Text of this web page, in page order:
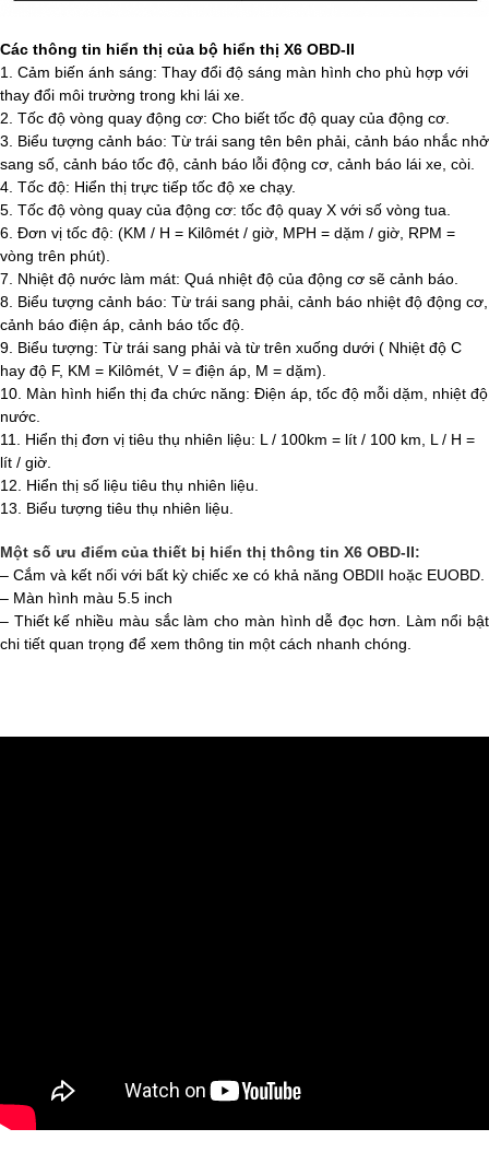
Các thông tin hiển thị của bộ hiển thị X6 OBD-II
1. Cảm biến ánh sáng: Thay đổi độ sáng màn hình cho phù hợp với
thay đổi môi trường trong khi lái xe.
2. Tốc độ vòng quay động cơ: Cho biết tốc độ quay của động cơ.
3. Biểu tượng cảnh báo: Từ trái sang tên bên phải, cảnh báo nhắc nhở
sang số, cảnh báo tốc độ, cảnh báo lỗi động cơ, cảnh báo lái xe, còi.
4. Tốc độ: Hiển thị trực tiếp tốc độ xe chạy.
5. Tốc độ vòng quay của động cơ: tốc độ quay X với số vòng tua.
6. Đơn vị tốc độ: (KM / H = Kilômét / giờ, MPH = dặm / giờ, RPM =
vòng trên phút).
7. Nhiệt độ nước làm mát: Quá nhiệt độ của động cơ sẽ cảnh báo.
8. Biểu tượng cảnh báo: Từ trái sang phải, cảnh báo nhiệt độ động cơ,
cảnh báo điện áp, cảnh báo tốc độ.
9. Biểu tượng: Từ trái sang phải và từ trên xuống dưới ( Nhiệt độ C
hay độ F, KM = Kilômét, V = điện áp, M = dặm).
10. Màn hình hiển thị đa chức năng: Điện áp, tốc độ mỗi dặm, nhiệt độ
nước.
11. Hiển thị đơn vị tiêu thụ nhiên liệu: L / 100km = lít / 100 km, L / H =
lít / giờ.
12. Hiển thị số liệu tiêu thụ nhiên liệu.
13. Biểu tượng tiêu thụ nhiên liệu.
Một số ưu điểm của thiết bị hiển thị thông tin X6 OBD-II:
– Cắm và kết nối với bất kỳ chiếc xe có khả năng OBDII hoặc EUOBD.
– Màn hình màu 5.5 inch
– Thiết kế nhiều màu sắc làm cho màn hình dễ đọc hơn. Làm nổi bật
chi tiết quan trọng để xem thông tin một cách nhanh chóng.